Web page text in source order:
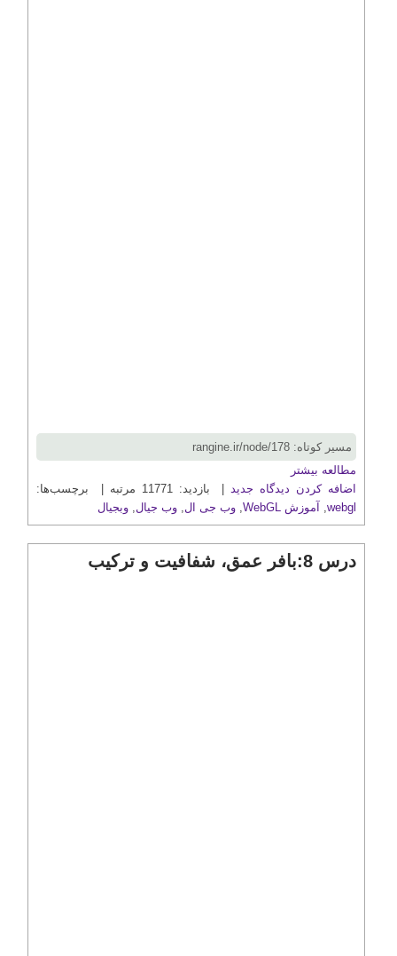
مسیر کوتاه: rangine.ir/node/178
مطالعه بیشتر
اضافه کردن دیدگاه جدید | بازدید: 11771 مرتبه | برچسب‌ها:
webgl آموزش WebGL وب جی ال وب جیال وبجیال
درس 8:بافر عمق، شفافیت و ترکیب